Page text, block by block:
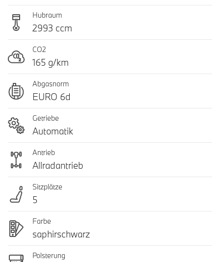
Hubraum
2993 ccm
CO2
165 g/km
Abgasnorm
EURO 6d
Getriebe
Automatik
Antrieb
Allradantrieb
Sitzplätze
5
Farbe
saphirschwarz
Polsterung